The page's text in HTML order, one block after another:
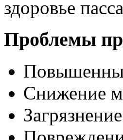
здоровье
Проблемы
Снижение